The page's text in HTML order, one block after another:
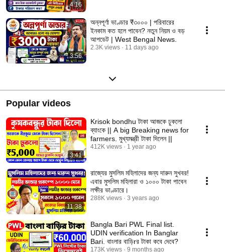
4:16
3:56
অন্নপূর্ণা ভাণ্ডার ₹৩০০০ | পরিবারের
ইনকাম কত হলে পাবেন? নতুন নিয়ম ও বড়
আপডেট | West Bengal News.
2.3K views 11 days ago
Popular videos
3:41
Krisok bondhu টাকা আজকে ঢুকলো
ব্যাংকে || A big Breaking news for
farmers. মুখ্যমন্ত্রী টাকা দিলেন ||
412K views 1 year ago
11:38
রাজ্যের মুসলিম মহিলাদের জন্য দারুন সুখবর!
এবার মুসলিম মহিলারা ও ১০০০ টাকা পাবেন
লক্ষীর ভাণ্ডারে।
288K views 3 years ago
Bangla Bari PWL Final list.
UDIN verification In Banglar
Bari. বাংলার বাড়িrর টাকা কবে দেবে?
173K views 9 months ago